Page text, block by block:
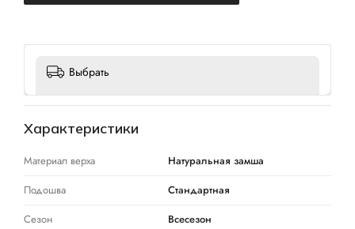
Выбрать
Характеристики
Материал верха
Натуральная замша
Подошва
Стандартная
Сезон
Всесезон